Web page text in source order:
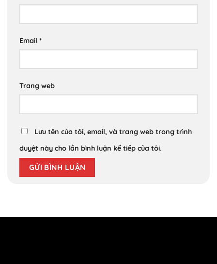
Email *
Trang web
Lưu tên của tôi, email, và trang web trong trình
duyệt này cho lần bình luận kế tiếp của tôi.